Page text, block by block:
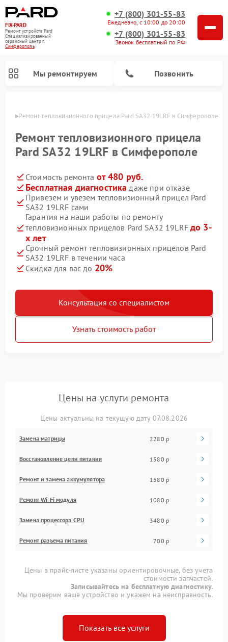
FIX-PARD
Ремонт устройств Pard
Специализированный
cервисный центр г.
Симферополь
+7 (800) 301-55-83
Ежедневно, с 10:00 до 20:00
+7 (800) 301-55-83
Звонок бесплатный по РФ
Мы ремонтируем Позвонить
Ремонт тепловизионного прицела Pard SA32 19LRF в Симферополе
Ремонт тепловизионного прицела
Pard SA32 19LRF в Симферополе
Стоимость ремонта от 480 руб.
Бесплатная диагностика даже при отказе
Привезем и увезем тепловизионный прицел Pard
SA32 19LRF сами
Гарантия на наши работы по ремонту
тепловизионных прицелов Pard SA32 19LRF до 3-
х лет
Срочный ремонт тепловизионных прицелов Pard
SA32 19LRF в течении часа
Скидка для вас до 20%
Консультация со специалистом
Узнать стоимость работ
Цены на услуги ремонта
Цены актуальны на текущую дату 07.08.2026
Замена матрицы 2280 р
Восстановление цепи питания 1580 р
Ремонт и замена аккумулятора 1580 р
Ремонт Wi-Fi модуля 1080 р
Замена процессора CPU 3480 р
Ремонт разъема питания 700 р
Цены в прайс-листе указаны ориентировочные, без учета
стоимости запчастей.
Записывайтесь на бесплатную диагностику.
Мы проверим ваше устройство и укажем на неисправность.
Показать все услуги